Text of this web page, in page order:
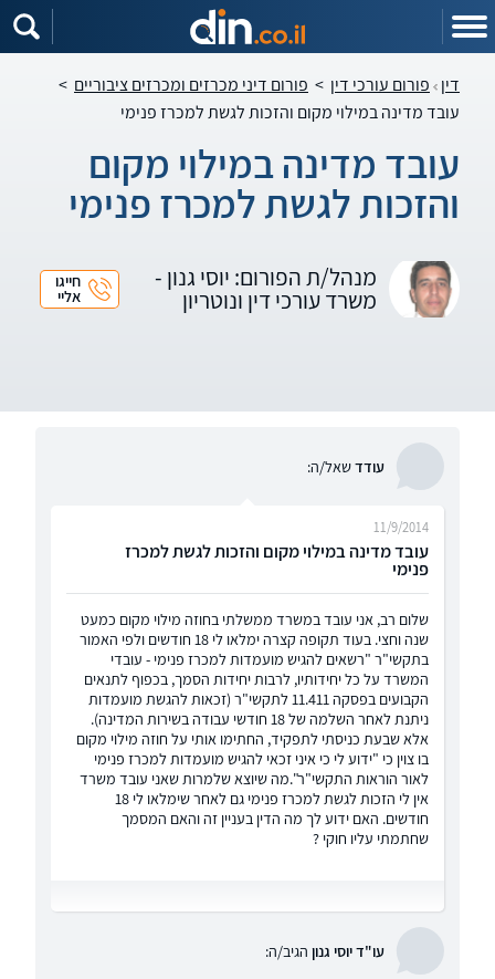
דין פורום עורכי דין > פורום דיני מכרזים ומכרזים ציבוריים >
עובד מדינה במילוי מקום והזכות לגשת למכרז פנימי
עובד מדינה במילוי מקום
והזכות לגשת למכרז פנימי
מנהל/ת הפורום: יוסי גנון -
משרד עורכי דין ונוטריון
חייגו
אליי
עודדשאל/ה:
עובד מדינה במילוי מקום והזכות לגשת למכרז
פנימי
11/9/2014
שלום רב, אני עובד במשרד ממשלתי בחוזה מילוי מקום כמעט
שנה וחצי. בעוד תקופה קצרה ימלאו לי 18 חודשים ולפי האמור
בתקשי"ר "רשאים להגיש מועמדות למכרז פנימי - עובדי
המשרד על כל יחידותיו, לרבות יחידות הסמך, בכפוף לתנאים
הקבועים בפסקה 11.411 לתקשי"ר (זכאות להגשת מועמדות
ניתנת לאחר השלמה של 18 חודשי עבודה בשירות המדינה).
אלא שבעת כניסתי לתפקיד, החתימו אותי על חוזה מילוי מקום
בו צוין כי "ידוע לי כי איני זכאי להגיש מועמדות למכרז פנימי
לאור הוראות התקשי"ר".מה שיוצא שלמרות שאני עובד משרד
אין לי הזכות לגשת למכרז פנימי גם לאחר שימלאו לי 18
חודשים. האם ידוע לך מה הדין בעניין זה והאם המסמך
שחתמתי עליו חוקי ?
עו"ד יוסי גנון הגיב/ה: